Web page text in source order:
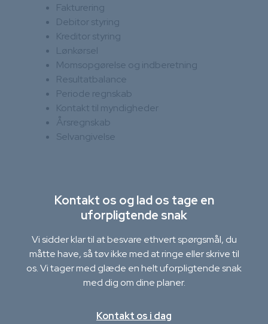
Fakturering
Debitor styring
Kreditor styring
Lønkørsel
Momsopgørelse og indberetning
Resultatbalance
Periode regnskab
Kontakt til myndigheder
Årsregnskab
Selvangivelse
Kontakt os og lad os tage en
uforpligtende snak
Vi sidder klar til at besvare ethvert spørgsmål, du
måtte have, så tøv ikke med at ringe eller skrive til
os. Vi tager med glæde en helt uforpligtende snak
med dig om dine planer.
Kontakt os i dag